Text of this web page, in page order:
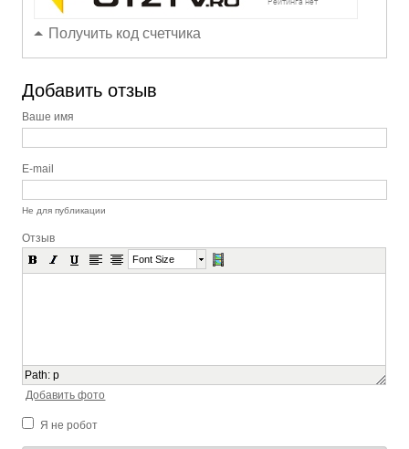
Получить код счетчика
Добавить отзыв
Ваше имя
E-mail
Не для публикации
Отзыв
Font Size
Path:p
Добавить фото
Я не робот